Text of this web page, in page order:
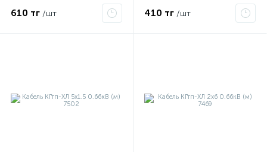
610 тг /шт 410 тг /шт